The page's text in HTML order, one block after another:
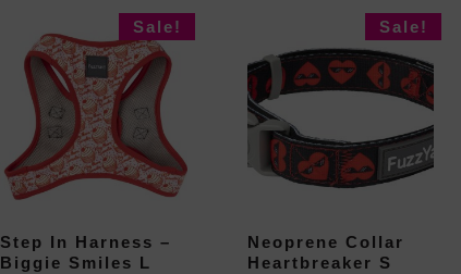
Sale!
Step In Harness –
Biggie Smiles L
Sale!
Neoprene Collar
Heartbreaker S